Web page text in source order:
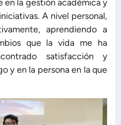
en la gestión académica y
A nivel personal,
aprendiendo a
que la vida me ha
satisfacción y
y en la persona en la que